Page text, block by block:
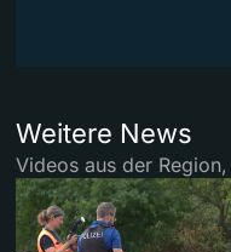
Weitere News
Videos aus der